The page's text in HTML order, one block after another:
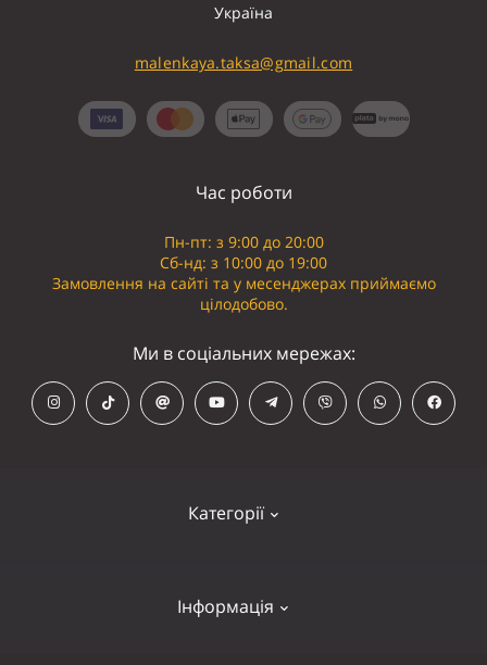
Україна
malenkaya.taksa@gmail.com
Категорії
Інформація
Час роботи
Пн-пт: з 9:00 до 20:00
Сб-нд: з 10:00 до 19:00
Замовлення на сайті та у месенджерах приймаємо
цілодобово.
Ми в соціальних мережах: